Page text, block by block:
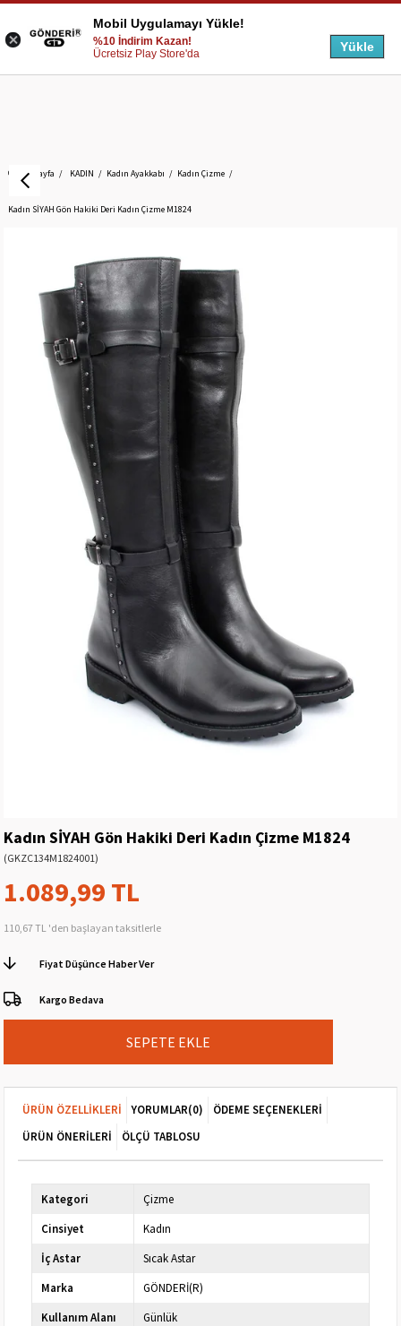
Anasayfa KADIN Kadın Ayakkabı Kadın Çizme
Kadın SİYAH Gön Hakiki Deri Kadın Çizme M1824
Kadın SİYAH Gön Hakiki Deri Kadın Çizme M1824
(GKZC134M1824001)
1.089,99 TL
110,67 TL 'den başlayan taksitlerle
Fiyat Düşünce Haber Ver
Kargo Bedava
ÜRÜN ÖZELLIKLERI YORUMLAR(0)
ÖDEME SEÇENEKLERI
ÜRÜN ÖNERILERI
ÖLÇÜ TABLOSU
Kategori
Çizme
Cinsiyet
Kadın
İç Astar
Sıcak Astar
Marka
GÖNDERİ(R)
Kullanım Alanı
Günlük
Mobil Uygulamayı Yükle!
%10 İndirim Kazan!
Ücretsiz Play Store'da
Yükle